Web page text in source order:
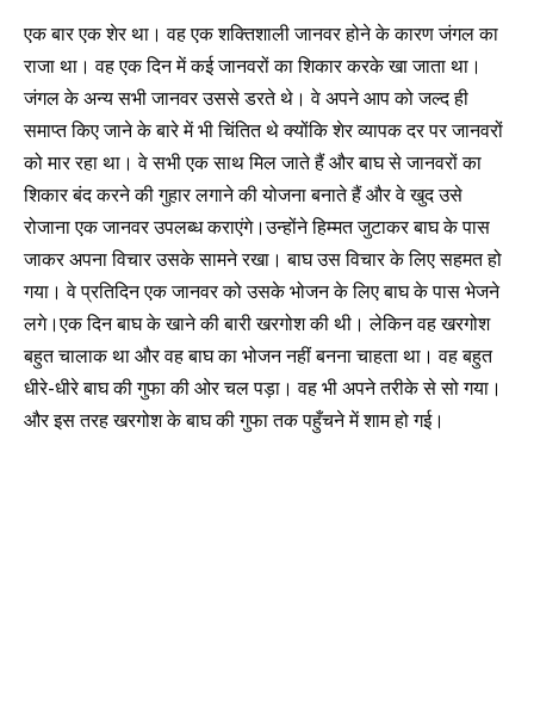
एक बार एक शेर था। वह एक शक्तिशाली जानवर होने के कारण जंगल का
राजा था। वह एक दिन में कई जानवरों का शिकार करके खा जाता था।
जंगल के अन्य सभी जानवर उससे डरते थे। वे अपने आप को जल्द ही
समाप्त किए जाने के बारे में भी चिंतित थे क्योंकि शेर व्यापक दर पर जानवरों
को मार रहा था। वे सभी एक साथ मिल जाते हैं और बाघ से जानवरों का
शिकार बंद करने की गुहार लगाने की योजना बनाते हैं और वे खुद उसे
रोजाना एक जानवर उपलब्ध कराएंगे।उन्होंने हिम्मत जुटाकर बाघ के पास
जाकर अपना विचार उसके सामने रखा। बाघ उस विचार के लिए सहमत हो
गया। वे प्रतिदिन एक जानवर को उसके भोजन के लिए बाघ के पास भेजने
लगे।एक दिन बाघ के खाने की बारी खरगोश की थी। लेकिन वह खरगोश
बहुत चालाक था और वह बाघ का भोजन नहीं बनना चाहता था। वह बहुत
धीरे-धीरे बाघ की गुफा की ओर चल पड़ा। वह भी अपने तरीके से सो गया।
और इस तरह खरगोश के बाघ की गुफा तक पहुँचने में शाम हो गई।